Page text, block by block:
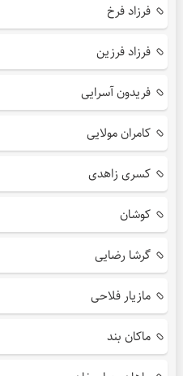
فرزاد فرخ
فرزاد فرزین
فریدون آسرایی
کامران مولایی
کسری زاهدی
کوشان
گرشا رضایی
مازیار فلاحی
ماکان بند